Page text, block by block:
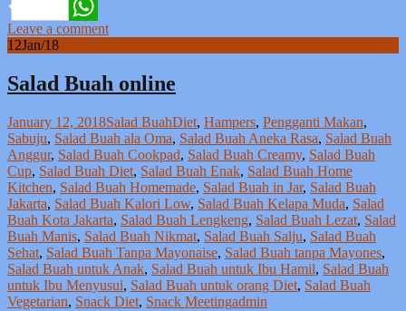
Facebook
WhatsApp
Leave a comment
12Jan/18
Salad Buah online
January 12, 2018Salad BuahDiet, Hampers, Pengganti Makan,
Sabuju, Salad Buah ala Oma, Salad Buah Aneka Rasa, Salad Buah
Anggur, Salad Buah Cookpad, Salad Buah Creamy, Salad Buah
Cup, Salad Buah Diet, Salad Buah Enak, Salad Buah Home
Kitchen, Salad Buah Homemade, Salad Buah in Jar, Salad Buah
Jakarta, Salad Buah Kalori Low, Salad Buah Kelapa Muda, Salad
Buah Kota Jakarta, Salad Buah Lengkeng, Salad Buah Lezat, Salad
Buah Manis, Salad Buah Nikmat, Salad Buah Salju, Salad Buah
Sehat, Salad Buah Tanpa Mayonaise, Salad Buah tanpa Mayones,
Salad Buah untuk Anak, Salad Buah untuk Ibu Hamil, Salad Buah
untuk Ibu Menyusui, Salad Buah untuk orang Diet, Salad Buah
Vegetarian, Snack Diet, Snack Meetingadmin